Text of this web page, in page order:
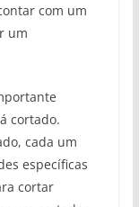
com um
um
cortado.
cada um
específicas
cortar